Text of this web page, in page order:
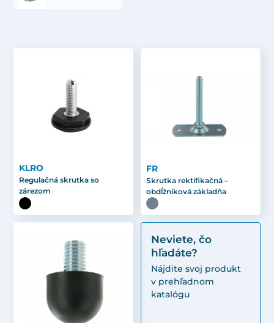
KLRO
Regulačná skrutka so
zárezom
FR
Skrutka rektifikačná –
obdĺžniková základňa
Neviete, čo
hľadáte?
Nájdite svoj produkt
v prehľadnom
katalógu